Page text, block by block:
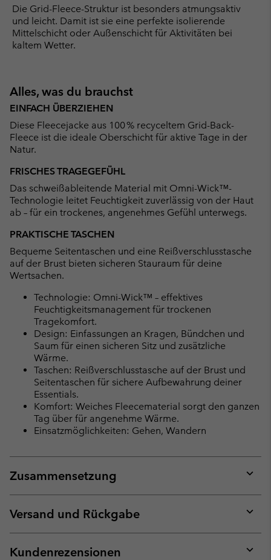
Die Grid-Fleece-Struktur ist besonders atmungsaktiv
und leicht. Damit ist sie eine perfekte isolierende
Mittelschicht oder Außenschicht für Aktivitäten bei
kaltem Wetter.
Alles, was du brauchst
EINFACH ÜBERZIEHEN
Diese Fleecejacke aus 100 % recyceltem Grid-Back-
Fleece ist die ideale Oberschicht für aktive Tage in der
Natur.
FRISCHES TRAGEGEFÜHL
Das schweißableitende Material mit Omni-Wick™-
Technologie leitet Feuchtigkeit zuverlässig von der Haut
ab – für ein trockenes, angenehmes Gefühl unterwegs.
PRAKTISCHE TASCHEN
Bequeme Seitentaschen und eine Reißverschlusstasche
auf der Brust bieten sicheren Stauraum für deine
Wertsachen.
Technologie: Omni-Wick™ – effektives
Feuchtigkeitsmanagement für trockenen
Tragekomfort.
Design: Einfassungen an Kragen, Bündchen und
Saum für einen sicheren Sitz und zusätzliche
Wärme.
Taschen: Reißverschlusstasche auf der Brust und
Seitentaschen für sichere Aufbewahrung deiner
Essentials.
Komfort: Weiches Fleecematerial sorgt den ganzen
Tag über für angenehme Wärme.
Einsatzmöglichkeiten: Gehen, Wandern
Zusammensetzung
or
Versand und Rückgabe
or
Kundenrezensionen